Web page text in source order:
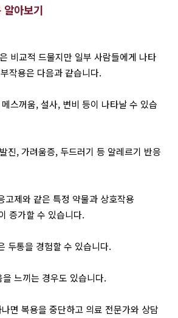
알아보기
비교적 드물지만 일부 사람들에게 나타
작용은 다음과 같습니다.
스꺼움, 설사, 변비 등이 나타날 수 있습
진, 가려움증, 두드러기 등 알레르기 반응
고제와 같은 특정 약물과 상호작용
증가할 수 있습니다.
두통을 경험할 수 있습니다.
느끼는 경우도 있습니다.
면 복용을 중단하고 의료 전문가와 상담